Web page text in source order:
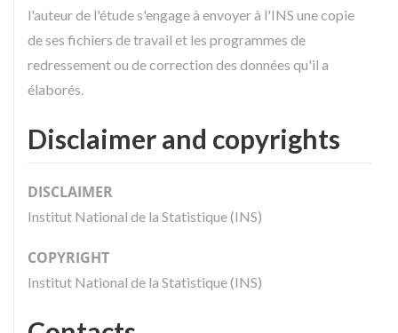
l'auteur de l'étude s'engage à envoyer à l'INS une copie
de ses fichiers de travail et les programmes de
redressement ou de correction des données qu'il a
élaborés.
Disclaimer and copyrights
DISCLAIMER
Institut National de la Statistique (INS)
COPYRIGHT
Institut National de la Statistique (INS)